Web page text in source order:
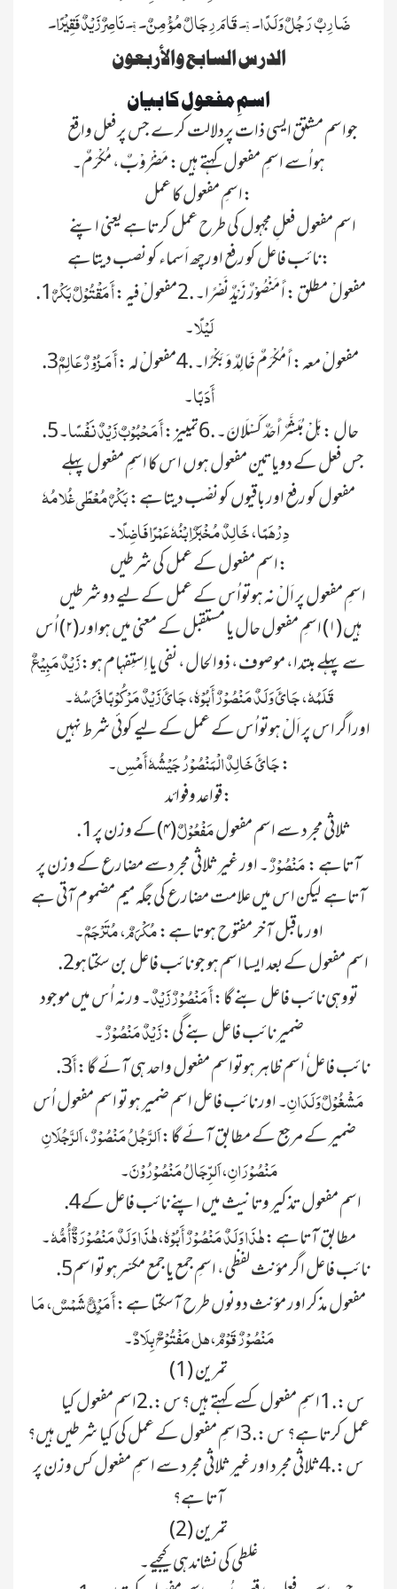
ضَارِبٌ رَجُلٌ وَلَدًا۔ ۸۔قَامَ رِجَالٌ مُؤْمِنٌ۔ ۹۔نَاصِرٌ زَیْدٌ فَقِیْرًا۔
الدرس السابع والأربعون
اسمِ مفعول کا بیان
جواسم مشتق ایسی ذات پردلالت کرے جس پر فعل واقع
ہواُسے اسمِ مفعول کہتے ہیں: مَضْرُوْبٌ، مُکْرَمٌ۔
اسمِ مفعول کا عمل:
اسم مفعول فعلِ مجہول کی طرح عمل کرتاہے یعنی اپنے
نائب فاعل کو رفع اورچھ اَسماء کو نصب دیتاہے:
.1مفعولْ مطلق : أَ مَنْصُوْرٌ زَیْدٌ نَصْرًا۔ .2مفعولْ فیہ :
أَ مَقْتُوْلٌ بَکْرٌ
لَیْلً۔
.3مفعولْ معہ: أَ مُکْرَمٌ خَالِدٌ وَبَکْـرًا۔ .4مفعولْ لہ :
أَ مَـزُوْرٌ عَالِمٌ
أَدَبًا۔
.5حال : ہَلْ مُبَشَّـرٌ أَحَـدٌ کَـسْـلَانَ۔ .6تمییز:
أَ مَحْبُوْبٌ زَیْدٌ نَفْسًا۔
جس فعل کے دویاتین مفعول ہوں اس کا اسمِ مفعول پہلے
مفعول کو رفع اور باقیوں کو نصْب دیتاہے:بَکْرٌ مُعْطًی غُلامُہٗ
دِرْھَمًا، خَالِدٌ مُخْبَرٌ اِبْنُہٗ عَمْرًا فَاضِلًا۔
اسم مفعول کے عمل کی شرطیں:
اسمِ مفعول پر اَلْ نہ ہوتواُس کے عمل کے لیے دو شرطیں
ہیں (۱) اسمِ مفعول حال یا مستقبل کے معنی میں ہواور (۲) اُس
سے پہلے مبتدا، موصوف، ذوالحال، نفی یا اِستِفہام ہو:زَیْدٌ مَبِیْعٌ
قَلَمُہٗ، جَائَ وَلَدٌ مَنْصُوْرٌ أَبُوْہٗ، جَائَ زَیْدٌ مَرْکُوْبًا فَرَسُہٗ۔
اوراگر اس پر اَلْ ہوتواُس کے عمل کے لیے کوئی شرط نہیں
:جَائَ خَالِدٌ الْمَنْصُوْرُ جَیْشُہٗ أَمْسِ۔
قواعد وفوائد:
.1ثلاثی مجرد سے اسم مفعولمَفْعُوْلٌ (۴)کے وزن پر
آتاہے :مَنْصُوْرٌ۔ اور غیر ثلاثی مجردسے مضارع کے وزن پر
آتاہے لیکن اس میں علامت مضارع کی جگہ میم مضموم آتی ہے
اور ماقبل آخر مفتوح ہوتاہے:مُکْرَمٌ، مُتَرْجَمٌ۔
.2اسم مفعول کے بعد ایسا اسم ہو جو نائب فاعل بن سکتاہو
تووہی نائب فاعل بنے گا:أَ مَنْصُوْرٌ زَیْدٌ۔ ورنہ اُس میں موجود
ضمیر نائب فاعل بنے گی:زَیْدٌ مَنْصُوْرٌ۔
.3نائب فاعل ٗاسم ظاہر ہوتواسم مفعول واحد ہی آئے گا:أَ
مَشْغُوْلٌ وَلَدَانِ۔ اور نائب فاعل اسم ضمیر ہو تو اسم مفعول اُس
ضمیر کے مرجع کے مطابق آئے گا:اَلرَّجُلُ مَنْصُوْرٌ، اَلرَّجُلَانِ
مَنْصُوْرَانِ، اَلرِّجَالُ مَنْصُوْرُوْنَ۔
.4اسم مفعول تذکیر وتانیث میں اپنے نائب فاعل کے
مطابق آتاہے :ہٰذَا وَلَدٌ مَنْصُوْرٌ أَبُوْہٗ، ہٰذَا وَلَدٌ مَنْصُوْرَۃٌ أُمُّہٗ۔
.5نائب فاعل اگر مؤنث لفظی، اسمِ جمع یا جمع مکسّرہو تواسم
مفعول مذکر اور مؤنث دونوں طرح آسکتا ہے:أَ مَرْئِيٌّ شَمْسٌ، مَا
مَنْصُوْرٌ قَوْمٌ، ہل مَفْتُوْحٌ بِلَادٌ۔
تمرین (1)
س:.1اسمِ مفعول کسے کہتے ہیں؟س:.2اسم مفعول کیا
عمل کرتاہے؟ س:.3اسمِ مفعول کے عمل کی کیا شرطیں ہیں؟
س:.4ثلاثی مجرد اورغیر ثلاثی مجرد سے ا سمِ مفعول کس وزن پر
آتا ہے؟
تمرین (2)
غلطی کی نشاندہی کیجیے۔